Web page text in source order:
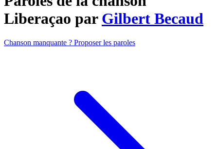
Liberaçao par Gilbert Becaud
Chanson manquante ? Proposer les paroles